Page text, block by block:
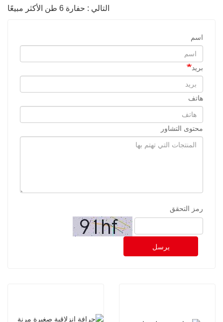
التالي : حفارة 6 طن الأكثر مبيعًا
اسم
بريد
هاتف
محتوى التشاور
رمز التحقق
يرسل